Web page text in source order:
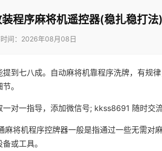
程序麻将机遥控器(稳扎稳打法)
间：2026年08月08日
到七八成。自动麻将机靠程序洗牌，有规
。
对一指导，添加微信号; kkss8691 随时交流
麻将机程序控牌器一般是指通过一些无需对
或工具。